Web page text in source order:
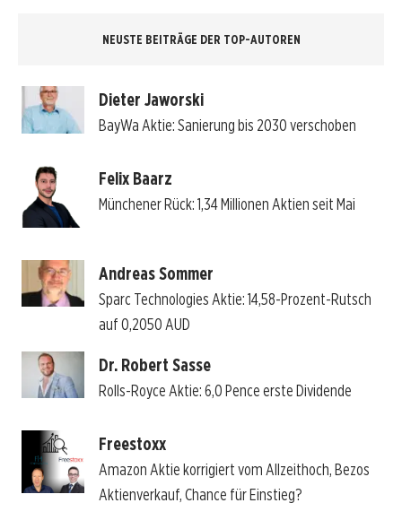
NEUSTE BEITRÄGE DER TOP-AUTOREN
Dieter Jaworski
BayWa Aktie: Sanierung bis 2030 verschoben
Felix Baarz
Münchener Rück: 1,34 Millionen Aktien seit Mai
Andreas Sommer
Sparc Technologies Aktie: 14,58-Prozent-Rutsch
auf 0,2050 AUD
Dr. Robert Sasse
Rolls-Royce Aktie: 6,0 Pence erste Dividende
Freestoxx
Amazon Aktie korrigiert vom Allzeithoch, Bezos
Aktienverkauf, Chance für Einstieg?